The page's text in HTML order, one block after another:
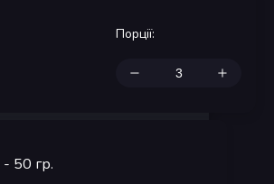
Порції:
- 50 гр.